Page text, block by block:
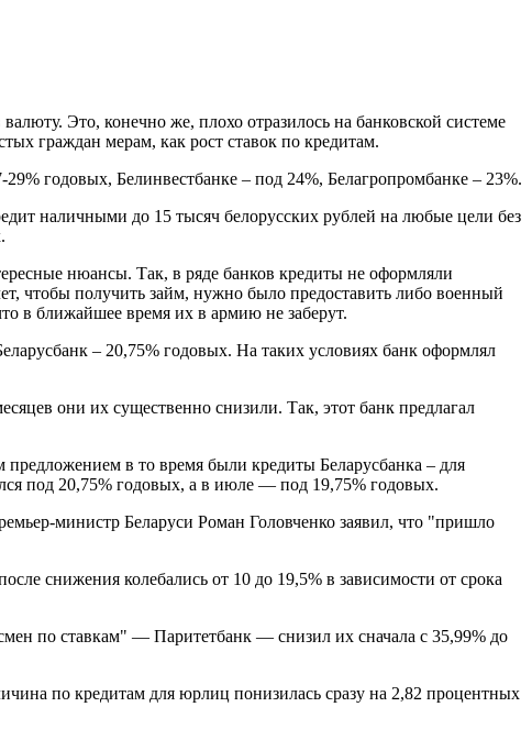
Это, конечно же, плохо отразилось на банковской системе
граждан мерам, как рост ставок по кредитам.
годовых, Белинвестбанке – под 24%, Белагропромбанке – 23%.
наличными до 15 тысяч белорусских рублей на любые цели без
нюансы. Так, в ряде банков кредиты не оформляли
чтобы получить займ, нужно было предоставить либо военный
в ближайшее время их в армию не заберут.
– 20,75% годовых. На таких условиях банк оформлял
они их существенно снизили. Так, этот банк предлагал
в то время были кредиты Беларусбанка – для
под 20,75% годовых, а в июле — под 19,75% годовых.
министр Беларуси Роман Головченко заявил, что "пришло
снижения колебались от 10 до 19,5% в зависимости от срока
по ставкам" — Паритетбанк — снизил их сначала с 35,99% до
по кредитам для юрлиц понизилась сразу на 2,82 процентных